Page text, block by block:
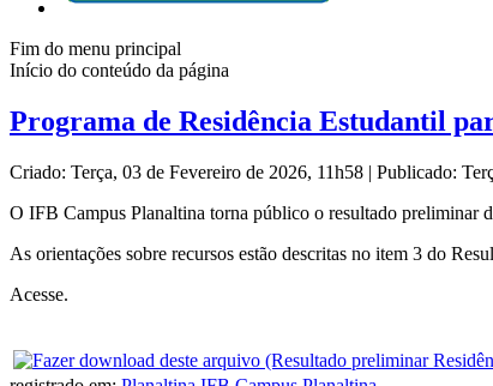
Fim do menu principal
Início do conteúdo da página
Programa de Residência Estudantil
Criado: Terça, 03 de Fevereiro de 2026, 11h58 | Publicado:
O IFB Campus Planaltina torna público o resultado preliminar
As orientações sobre recursos estão descritas no item 3 do
Acesse.